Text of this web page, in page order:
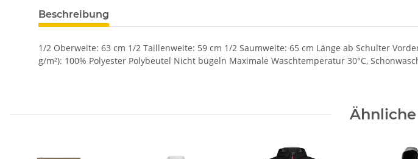
Beschreibung
1/2 Oberweite: 63 cm 1/2 Taillenweite: 59 cm 1/2 Saumweite: 65 cm Länge ab Schulter
g/m²): 100% Polyester Polybeutel Nicht bügeln Maximale Waschtemperatur 30°C,